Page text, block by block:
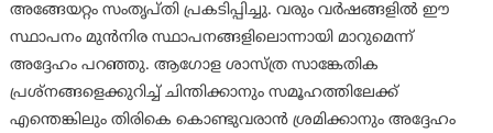
അങ്ങേയറ്റം സംതൃപ്തി പ്രകടിപ്പിച്ചു. വരും വർഷങ്ങളിൽ ഈ
സ്ഥാപനം മുൻനിര സ്ഥാപനങ്ങളിലൊന്നായി മാറുമെന്ന്
അദ്ദേഹം പറഞ്ഞു. ആഗോള ശാസ്ത്ര സാങ്കേതിക
പ്രശ്നങ്ങളെക്കുറിച്ച് ചിന്തിക്കാനും സമൂഹത്തിലേക്ക്
എന്തെങ്കിലും തിരികെ കൊണ്ടുവരാൻ ശ്രമിക്കാനും അദ്ദേഹം